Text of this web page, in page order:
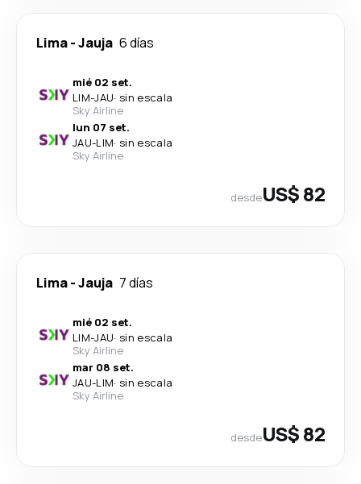
Lima-Jauja 6 días
mié 02 set.
LIM-JAU· sin escala
Sky Airline
lun 07 set.
JAU-LIM· sin escala
Sky Airline
desdeUS$ 82
Lima-Jauja 7 días
mié 02 set.
LIM-JAU· sin escala
Sky Airline
mar 08 set.
JAU-LIM· sin escala
Sky Airline
desdeUS$ 82